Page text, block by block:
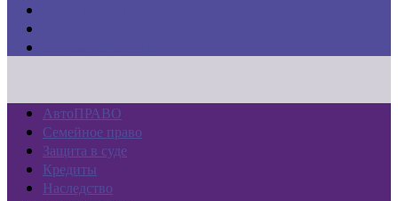
АвтоПРАВО
Семейное право
Защита в суде
Кредиты
Наследство